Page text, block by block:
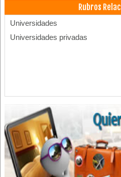
Rubros
Universidades
Universidades privadas